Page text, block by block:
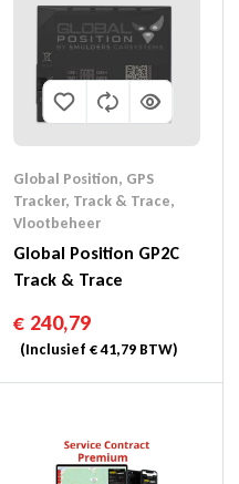
Global Position, GPS
Tracker, Track & Trace,
Vlootbeheer
Global Position GP2C
Track & Trace
€ 240,79
(Inclusief €41,79 BTW)